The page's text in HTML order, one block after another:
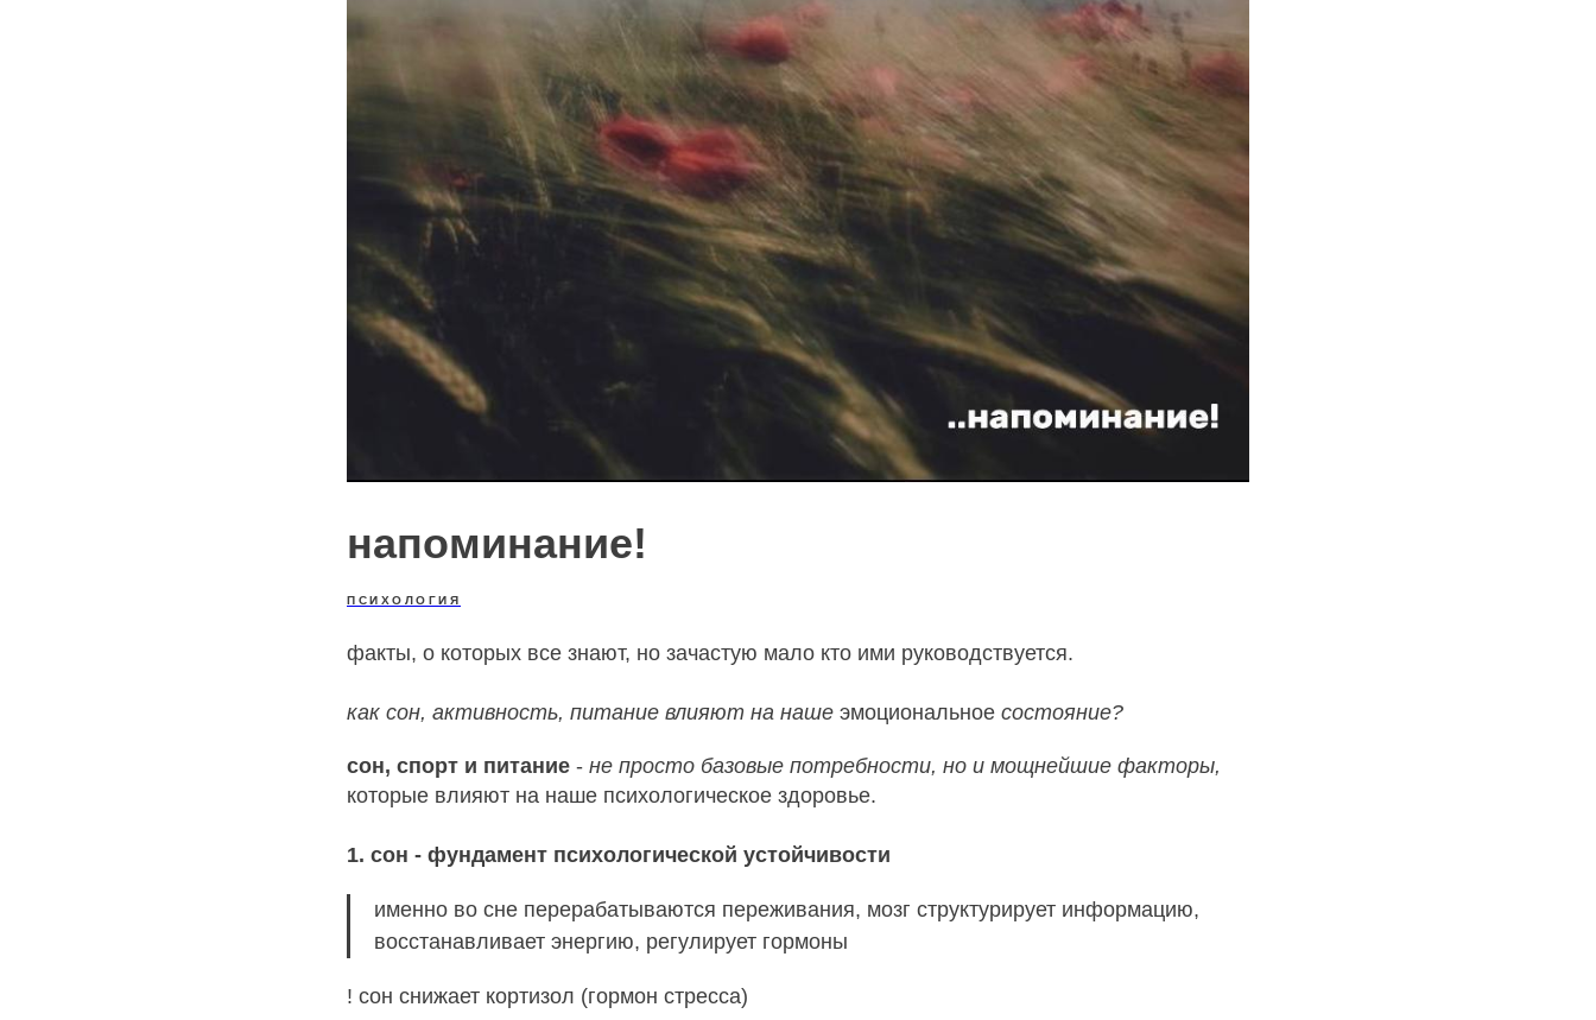
напоминание!
ПСИХОЛОГИЯ
факты, о которых все знают, но зачастую мало кто ими руководствуется.
как сон, активность, питание влияют на наше эмоциональное состояние?
сон, спорт и питание - не просто базовые потребности, но и мощнейшие факторы,
которые влияют на наше психологическое здоровье.
1. сон - фундамент психологической устойчивости
именно во сне перерабатываются переживания, мозг структурирует информацию,
восстанавливает энергию, регулирует гормоны
! сон снижает кортизол (гормон стресса)